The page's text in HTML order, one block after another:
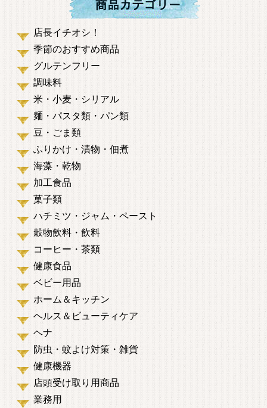
店長イチオシ！
季節のおすすめ商品
グルテンフリー
調味料
米・小麦・シリアル
麺・パスタ類・パン類
豆・ごま類
ふりかけ・漬物・佃煮
海藻・乾物
加工食品
菓子類
ハチミツ・ジャム・ペースト
穀物飲料・飲料
コーヒー・茶類
健康食品
ベビー用品
ホーム＆キッチン
ヘルス＆ビューティケア
ヘナ
防虫・蚊よけ対策・雑貨
健康機器
店頭受け取り用商品
業務用